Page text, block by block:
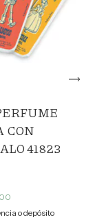
CON
41823
o depósito